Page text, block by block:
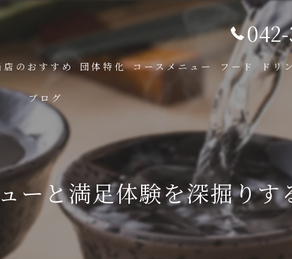
店のおすすめ 団体特化 コースメニュー フード ドリ
ブログ
ーと満足体験を深掘りす